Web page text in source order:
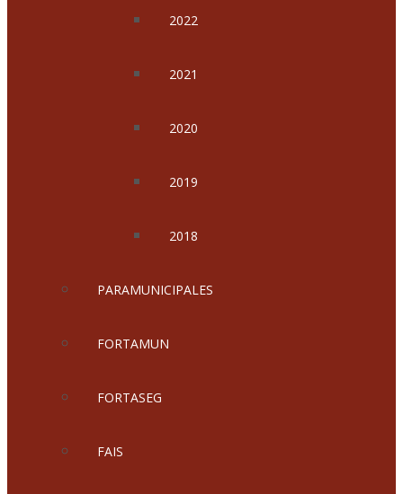
2022
2021
2020
2019
2018
PARAMUNICIPALES
FORTAMUN
FORTASEG
FAIS